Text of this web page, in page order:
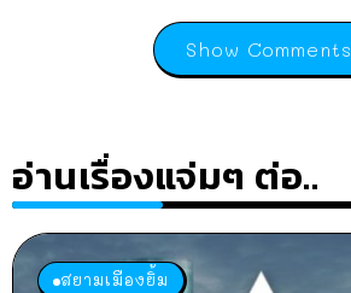
Show Comments
อ่านเรื่องแจ่มๆ ต่อ..
สยามเมืองยิ้ม